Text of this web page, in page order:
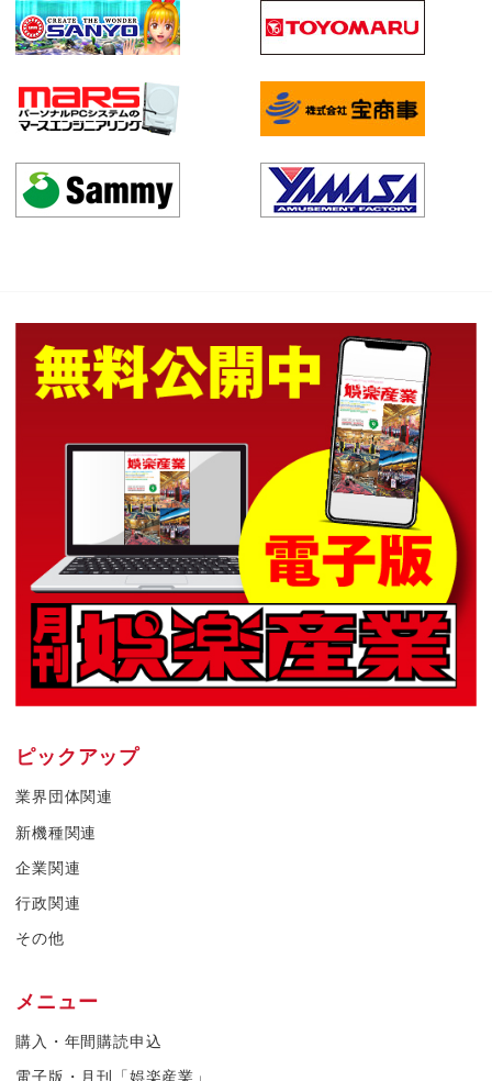
ピックアップ
業界団体関連
新機種関連
企業関連
行政関連
その他
メニュー
購入・年間購読申込
電子版・月刊「娯楽産業」